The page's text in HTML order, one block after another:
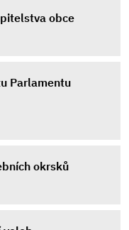
obce
Parlamentu
okrsků